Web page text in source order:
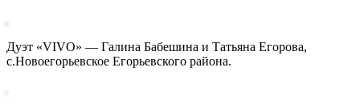
Дуэт «VIVO» — Галина Бабешина и Татьяна Егорова,
с.Новоегорьевское Егорьевского района.